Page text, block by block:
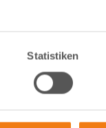
Statistiken